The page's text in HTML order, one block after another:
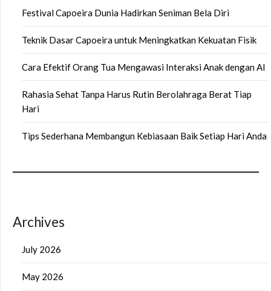
Festival Capoeira Dunia Hadirkan Seniman Bela Diri
Teknik Dasar Capoeira untuk Meningkatkan Kekuatan Fisik
Cara Efektif Orang Tua Mengawasi Interaksi Anak dengan AI
Rahasia Sehat Tanpa Harus Rutin Berolahraga Berat Tiap
Hari
Tips Sederhana Membangun Kebiasaan Baik Setiap Hari Anda
Archives
July 2026
May 2026